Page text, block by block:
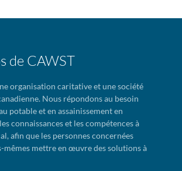
de CAWST
organisation caritative et une société
Nous répondons au besoin
potable et en assainissement en
connaissances et les compétences à
afin que les personnes concernées
mêmes mettre en œuvre des solutions à